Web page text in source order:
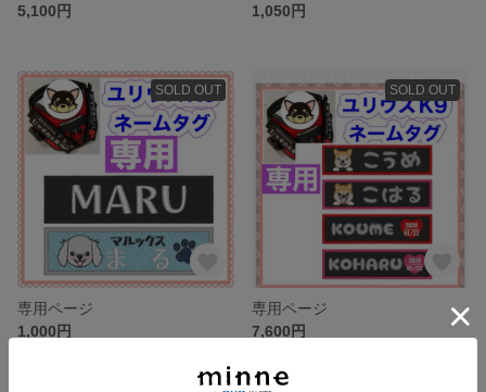
5,100円
1,050円
SOLD OUT
専用ページ
1,000円
SOLD OUT
専用ページ
7,600円